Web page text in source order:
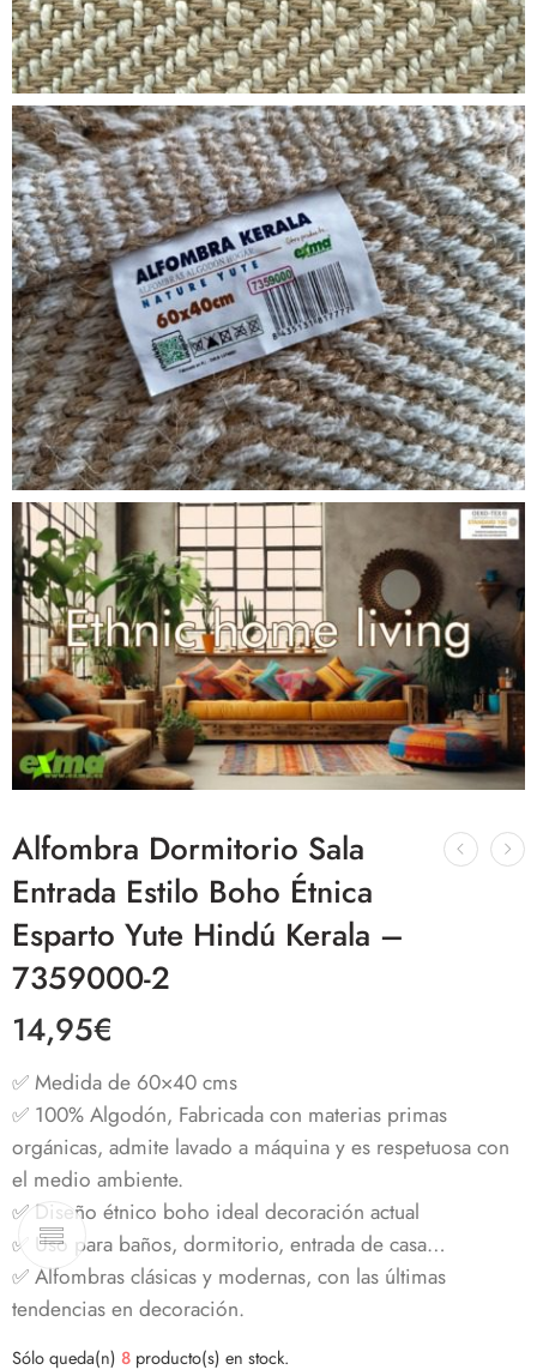
Alfombra Dormitorio Sala
Entrada Estilo Boho Étnica
Esparto Yute Hindú Kerala –
7359000-2
14,95€
✅ Medida de 60×40 cms
✅ 100% Algodón, Fabricada con materias primas
orgánicas, admite lavado a máquina y es respetuosa con
el medio ambiente.
✅ Diseño étnico boho ideal decoración actual
✅ Uso para baños, dormitorio, entrada de casa…
✅ Alfombras clásicas y modernas, con las últimas
tendencias en decoración.
Sólo queda(n) 8 producto(s) en stock.